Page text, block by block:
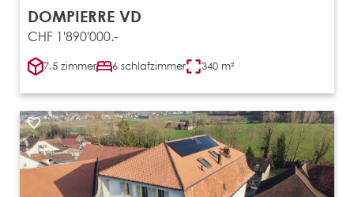
DOMPIERRE VD
CHF 1'890'000.-
7.5 zimmer 6 schlafzimmer 340 m²